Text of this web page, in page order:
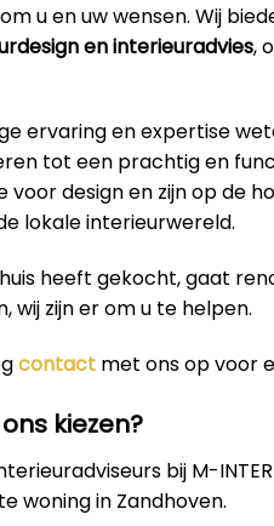
u en uw wensen. Wij
en interieuradvies,
ervaring en expertise
tot een prachtig en
voor design en zijn op de
lokale interieurwereld.
heeft gekocht, gaat
wij zijn er om u te helpen.
contact met ons op voor
kiezen?
bij M-
woning in Zandhoven.